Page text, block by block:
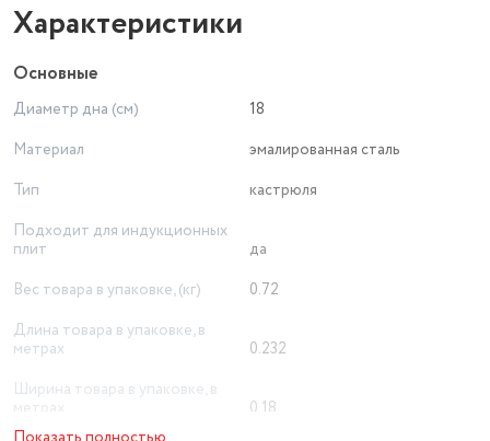
Характеристики
Основные
Диаметр дна (см)
18
Материал
эмалированная сталь
Тип
кастрюля
Подходит для индукционных
плит
да
Вес товара в упаковке, (кг)
0.72
Длина товара в упаковке, в
метрах
0.232
Ширина товара в упаковке, в
0.18